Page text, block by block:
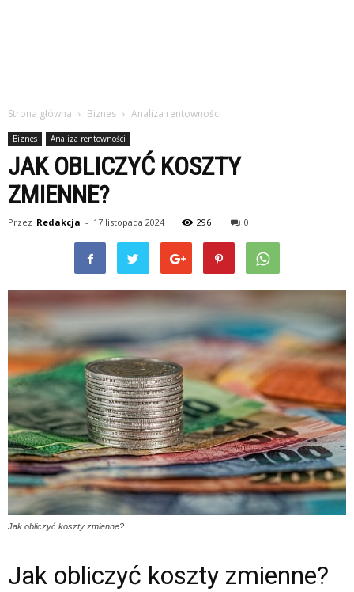
Strona główna Biznes Analiza rentowności
Biznes Analiza rentowności
JAK OBLICZYĆ KOSZTY
ZMIENNE?
Przez Redakcja - 17 listopada 2024 296 0
Jak obliczyć koszty zmienne?
Jak obliczyć koszty zmienne?